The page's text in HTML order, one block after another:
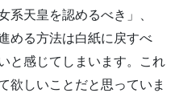
系天皇を認めるべき」、
める方法は白紙に戻すべ
と感じてしまいます。これ
欲しいことだと思っていま